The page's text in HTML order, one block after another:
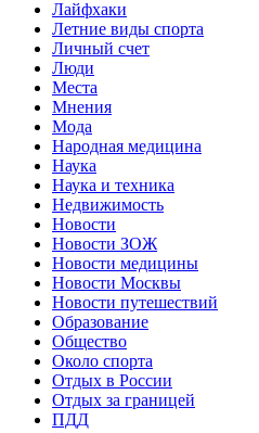
Лайфхаки
Летние виды спорта
Личный счет
Люди
Места
Мнения
Мода
Народная медицина
Наука
Наука и техника
Недвижимость
Новости
Новости ЗОЖ
Новости медицины
Новости Москвы
Новости путешествий
Образование
Общество
Около спорта
Отдых в России
Отдых за границей
ПДД